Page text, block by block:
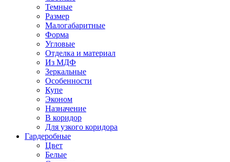
Темные
Размер
Малогабаритные
Форма
Угловые
Отделка и материал
Из МДФ
Зеркальные
Особенности
Купе
Эконом
Назначение
В коридор
Для узкого коридора
Гардеробные
Цвет
Белые